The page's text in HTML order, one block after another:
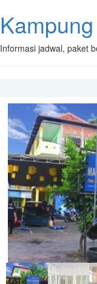
Informasi jadwal, paket